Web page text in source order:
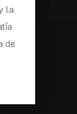
la
de